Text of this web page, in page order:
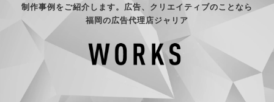
制作事例をご紹介します。広告、クリエイティブのことなら
福岡の広告代理店ジャリア